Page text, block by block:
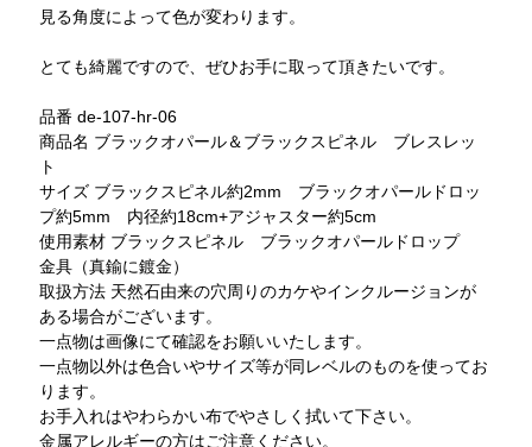
見る角度によって色が変わります。
とても綺麗ですので、ぜひお手に取って頂きたいです。
品番 de-107-hr-06
商品名 ブラックオパール＆ブラックスピネル ブレスレッ
ト
サイズ ブラックスピネル約2mm ブラックオパールドロッ
プ約5mm 内径約18cm+アジャスター約5cm
使用素材 ブラックスピネル ブラックオパールドロップ
金具（真鍮に鍍金）
取扱方法 天然石由来の穴周りのカケやインクルージョンが
ある場合がございます。
一点物は画像にて確認をお願いいたします。
一点物以外は色合いやサイズ等が同レベルのものを使ってお
ります。
お手入れはやわらかい布でやさしく拭いて下さい。
金属アレルギーの方はご注意ください。